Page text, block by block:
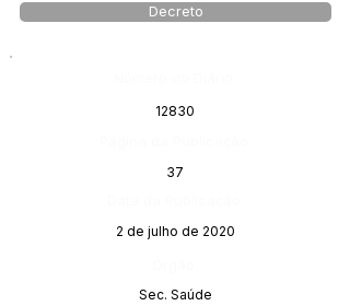
Decreto
12830
37
2 de julho de 2020
Sec. Saúde